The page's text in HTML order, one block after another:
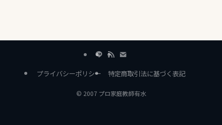
プライバシーポリシー 特定商取引法に基づく表記
© 2007 プロ家庭教師有水